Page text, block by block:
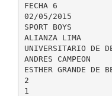
FECHA 6
02/05/2015
SPORT BOYS
ALIANZA LIMA
UNIVERSITARIO DE
ANDRES CAMPEON
ESTHER GRANDE DE
2
1